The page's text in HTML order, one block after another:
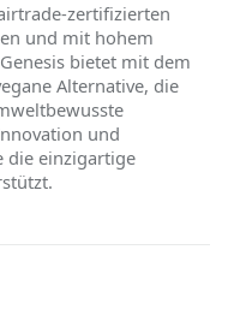
zertifizierten
und mit hohem
bietet mit dem
Alternative, die
und
die einzigartige